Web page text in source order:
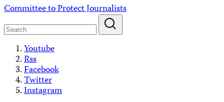
Skip
content
Committee to Protect Journalists
Youtube
Rss
Facebook
Twitter
Instagram